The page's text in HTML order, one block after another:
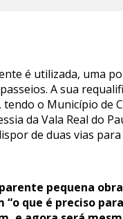
é utilizada, uma
A sua
o Município
da Vala Real do
de duas vias
pequena
que é preciso